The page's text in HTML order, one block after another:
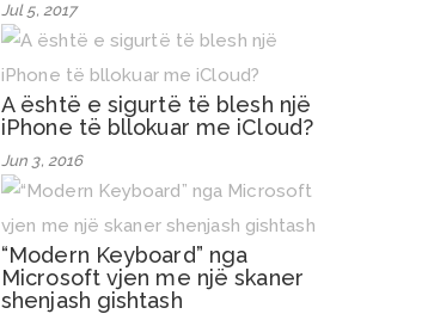
Jul 5, 2017
A është e sigurtë të blesh një
iPhone të bllokuar me iCloud?
Jun 3, 2016
“Modern Keyboard” nga
Microsoft vjen me një skaner
shenjash gishtash